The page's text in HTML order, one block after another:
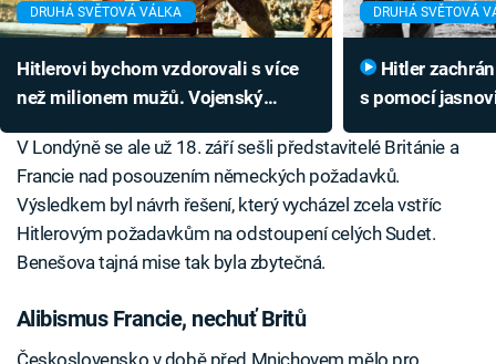
DRUHÁ SVĚTOVÁ VÁLKA
Hitlerovi bychom vzdorovali s více
než milionem mužů. Vojenský
obrana vydržela
DRUHÁ SVĚTOVÁ
s pomocí
V Londýně se ale už 18. září sešli představitelé Británie a
Francie nad posouzením německých požadavků.
Výsledkem byl návrh řešení, který vycházel zcela vstříc
Hitlerovým požadavkům na odstoupení celých Sudet.
Benešova tajná mise tak byla zbytečná.
Alibismus Francie, nechuť Britů